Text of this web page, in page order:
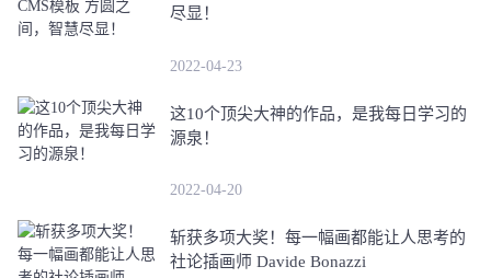
尽显！
2022-04-23
这10个顶尖大神的作品，是我每日学习的
源泉！
2022-04-20
斩获多项大奖！每一幅画都能让人思考的
社论插画师 Davide Bonazzi